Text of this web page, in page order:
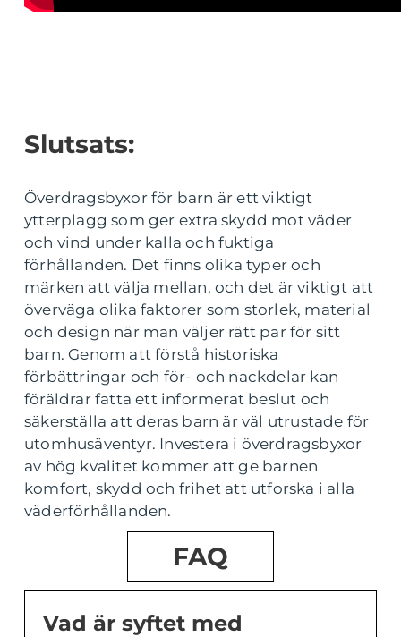
Slutsats:
Överdragsbyxor för barn är ett viktigt
ytterplagg som ger extra skydd mot väder
och vind under kalla och fuktiga
förhållanden. Det finns olika typer och
märken att välja mellan, och det är viktigt att
överväga olika faktorer som storlek, material
och design när man väljer rätt par för sitt
barn. Genom att förstå historiska
förbättringar och för- och nackdelar kan
föräldrar fatta ett informerat beslut och
säkerställa att deras barn är väl utrustade för
utomhusäventyr. Investera i överdragsbyxor
av hög kvalitet kommer att ge barnen
komfort, skydd och frihet att utforska i alla
väderförhållanden.
FAQ
Vad är syftet med